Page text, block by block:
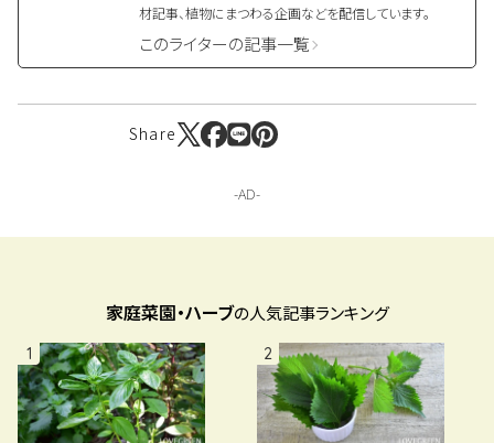
材記事、植物にまつわる企画などを配信しています。
このライターの記事一覧
Share
家庭菜園・ハーブの人気記事ランキング
1 2